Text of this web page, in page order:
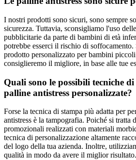
I nostri prodotti sono sicuri, sono sempre
sicurezza. Tuttavia, sconsigliamo l'uso
pubblicitarie da parte di bambini di età
potrebbe esserci il rischio di soffocamento.
prodotto personalizzato per bambini
consiglieremo il migliore, in base alle tue
Quali sono le possibili tecniche
palline antistress personalizzate?
Forse la tecnica di stampa più adatta per
antistress è la tampografia. Poiché si tratta
promozionali realizzati con materiali
tecnica di personalizzazione altamente
del logo della tua azienda. Inoltre,
qualità in modo da avere il miglior risultato.